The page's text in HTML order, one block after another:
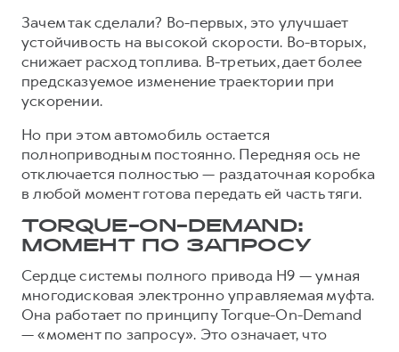
Зачем так сделали? Во-первых, это улучшает
устойчивость на высокой скорости. Во-вторых,
снижает расход топлива. В-третьих, дает более
предсказуемое изменение траектории при
ускорении.
Но при этом автомобиль остается
полноприводным постоянно. Передняя ось не
отключается полностью — раздаточная коробка
в любой момент готова передать ей часть тяги.
TORQUE-ON-DEMAND:
МОМЕНТ ПО ЗАПРОСУ
Сердце системы полного привода H9 — умная
многодисковая электронно управляемая муфта.
Она работает по принципу Torque-On-Demand
— «момент по запросу». Это означает, что